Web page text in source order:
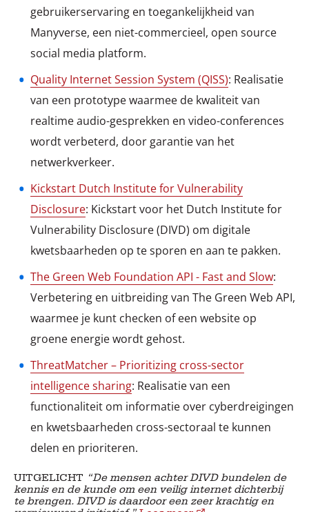
gebruikerservaring en toegankelijkheid van
Manyverse, een niet-commercieel, open source
social media platform.
Quality Internet Session System (QISS): Realisatie
van een prototype waarmee de kwaliteit van
realtime audio-gesprekken en video-conferences
wordt verbeterd, door garantie van het
netwerkverkeer.
Kickstart Dutch Institute for Vulnerability
Disclosure: Kickstart voor het Dutch Institute for
Vulnerability Disclosure (DIVD) om digitale
kwetsbaarheden op te sporen en aan te pakken.
The Green Web Foundation API - Fast and Slow:
Verbetering en uitbreiding van The Green Web API,
waarmee je kunt checken of een website op
groene energie wordt gehost.
ThreatMatcher – Prioritizing cross-sector
intelligence sharing: Realisatie van een
functionaliteit om informatie over cyberdreigingen
en kwetsbaarheden cross-sectoraal te kunnen
delen en prioriteren.
UITGELICHT “De mensen achter DIVD bundelen de
kennis en de kunde om een veilig internet dichterbij
te brengen. DIVD is daardoor een zeer krachtig en